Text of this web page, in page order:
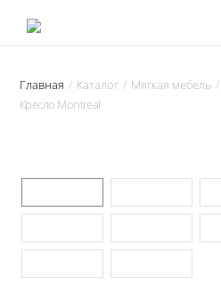
Главная / Каталог / Мягкая мебель /
Кресло Montreal